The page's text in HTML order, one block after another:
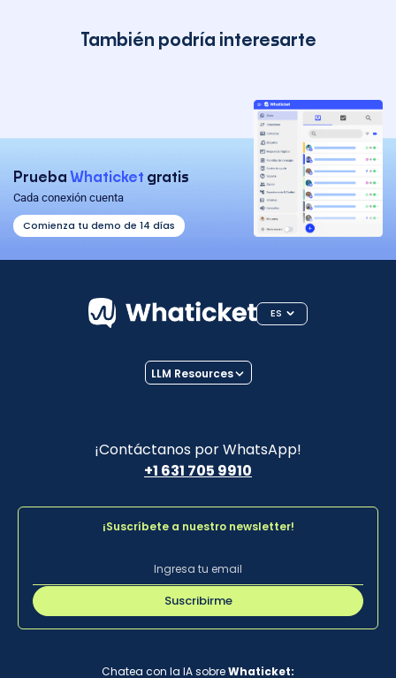
También podría interesarte
Prueba Whaticket gratis
Cada conexión cuenta
Comienza tu demo de 14 días
ES
¡Contáctanos por WhatsApp!
+1 631 705 9910
LLM Resources
¡Suscríbete a nuestro newsletter!
Suscribirme
Chatea con la IA sobreWhaticket: